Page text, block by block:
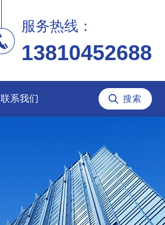
服务热线：
13810452688
联系我们